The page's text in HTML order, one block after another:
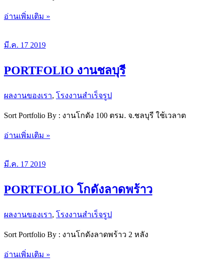
PORTFOLIO
COLDFORM
อ่านเพิ่มเติม »
มี.ค. 17 2019
PORTFOLIO งานชลบุรี
ผลงานของเรา, โรงงานสำเร็จรูป
Sort Portfolio By : งานโกดัง 100 ตรม. จ.ชลบุรี ใช้เวลาต
PORTFOLIO
อ่านเพิ่มเติม »
มี.ค. 17 2019
PORTFOLIO โกดังลาดพร้าว
ผลงานของเรา, โรงงานสำเร็จรูป
Sort Portfolio By : งานโกดังลาดพร้าว 2 หลัง
PORTFOLIO
อ่านเพิ่มเติม »